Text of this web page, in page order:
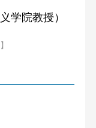
院教授）